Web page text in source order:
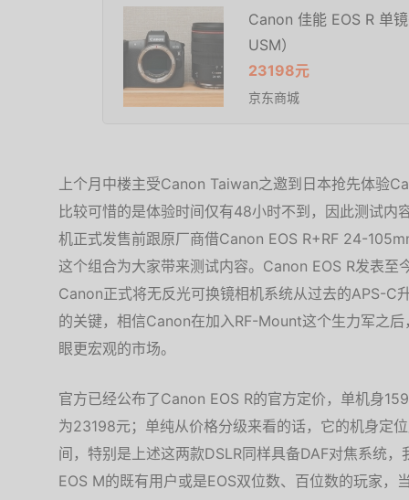
Canon 佳能 EOS R 单
USM）
23198元
京东商城
上个月中楼主受Canon Taiwan之邀到日本抢先体验
比较可惜的是体验时间仅有48小时不到，因此测试内
机正式发售前跟原厂商借Canon EOS R+RF 24-
这个组合为大家带来测试内容。Canon EOS R发表至
Canon正式将无反光可换镜相机系统从过去的APS-C
的关键，相信Canon在加入RF-Mount这个生力军之
眼更宏观的市场。
官方已经公布了Canon EOS R的官方定价，单机身
为23198元；单纯从价格分级来看的话，它的机身定
间，特别是上述这两款DSLR同样具备DAF对焦系统
EOS M的既有用户或是EOS双位数、百位数的玩家，